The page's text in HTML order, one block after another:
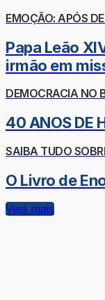
EMOÇÃO: APÓS
Papa Leão
irmão em
DEMOCRACIA NO
40 ANOS DE
SAIBA TUDO
O Livro de
Veja mais